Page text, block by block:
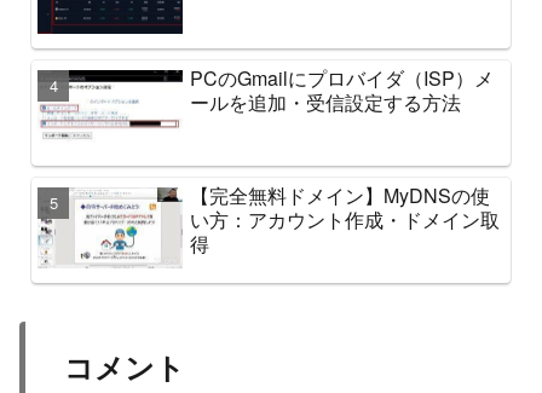
PCのGmailにプロバイダ（ISP）メ
ールを追加・受信設定する方法
【完全無料ドメイン】MyDNSの使
い方：アカウント作成・ドメイン取
得
コメント